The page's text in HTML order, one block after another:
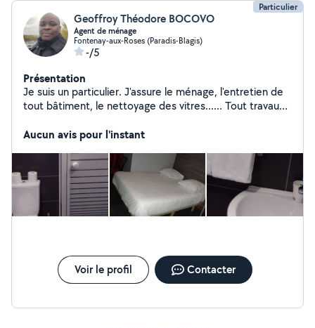
Particulier
Geoffroy Théodore BOCOVO
Agent de ménage
Fontenay-aux-Roses (Paradis-Blagis)
-/5
Présentation
Je suis un particulier. J'assure le ménage, l'entretien de
tout bâtiment, le nettoyage des vitres...... Tout travaux
Aucun avis pour l'instant
Voir le profil Contacter